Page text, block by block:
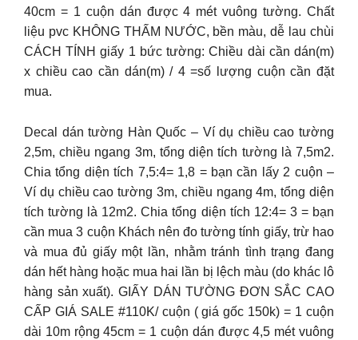
40cm = 1 cuộn dán được 4 mét vuông tường. Chất
liệu pvc KHÔNG THẤM NƯỚC, bền màu, dễ lau chùi
CÁCH TÍNH giấy 1 bức tường: Chiều dài cần dán(m)
x chiều cao cần dán(m) / 4 =số lượng cuộn cần đặt
mua.
Decal dán tường Hàn Quốc – Ví dụ chiều cao tường
2,5m, chiều ngang 3m, tổng diện tích tường là 7,5m2.
Chia tổng diện tích 7,5:4= 1,8 = bạn cần lấy 2 cuộn –
Ví dụ chiều cao tường 3m, chiều ngang 4m, tổng diện
tích tường là 12m2. Chia tổng diện tích 12:4= 3 = bạn
cần mua 3 cuộn Khách nên đo tường tính giấy, trừ hao
và mua đủ giấy một lần, nhằm tránh tình trạng đang
dán hết hàng hoặc mua hai lần bị lệch màu (do khác lô
hàng sản xuất). GIẤY DÁN TƯỜNG ĐƠN SẮC CAO
CẤP GIÁ SALE #110K/ cuộn ( giá gốc 150k) = 1 cuộn
dài 10m rộng 45cm = 1 cuộn dán được 4,5 mét vuông